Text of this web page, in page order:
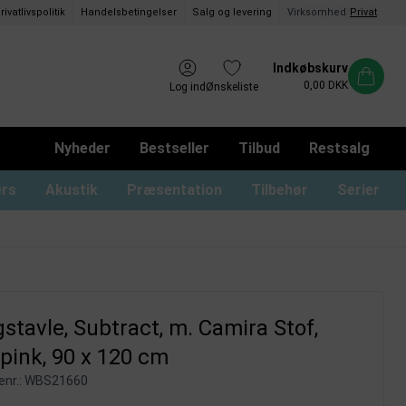
Handelsbetingelser Salg og levering Virksomhed Privat
Log ind Ønskeliste
Indkøbskurv
0,00 DKK
Nyheder Bestseller Tilbud Restsalg
Akustik Præsentation Tilbehør Serier
Subtract, m. Camira Stof,
90 x 120 cm
WBS21660